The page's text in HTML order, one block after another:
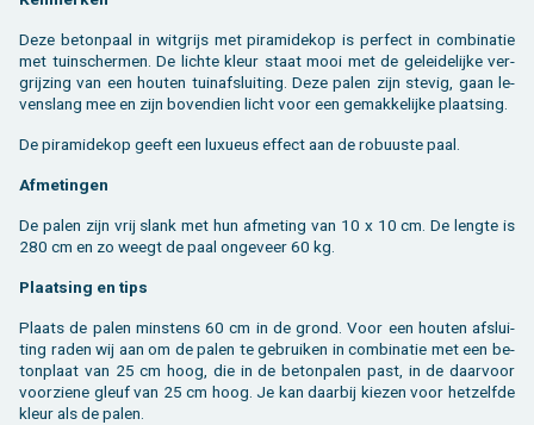
Deze be­ton­paal in wit­grijs met pi­ra­mi­de­kop is per­fect in com­bi­na­tie
met tuin­scher­men. De lich­te kleur staat mooi met de ge­lei­de­lij­ke ver­
grij­zing van een hou­ten tuin­af­slui­ting. Deze palen zijn ste­vig, gaan le­
vens­lang mee en zijn bo­ven­dien licht voor een ge­mak­ke­lij­ke plaat­sing.
De pi­ra­mi­de­kop geeft een luxu­eus ef­fect aan de ro­buus­te paal.
Af­me­tin­gen
De palen zijn vrij slank met hun af­me­ting van 10 x 10 cm. De leng­te is
280 cm en zo weegt de paal on­ge­veer 60 kg.
Plaat­sing en tips
Plaats de palen min­stens 60 cm in de grond. Voor een hou­ten af­slui­
ting raden wij aan om de palen te ge­brui­ken in com­bi­na­tie met een be­
ton­plaat van 25 cm hoog, die in de be­ton­pa­len past, in de daar­voor
voor­zie­ne gleuf van 25 cm hoog. Je kan daar­bij kie­zen voor het­zelf­de
kleur als de palen.